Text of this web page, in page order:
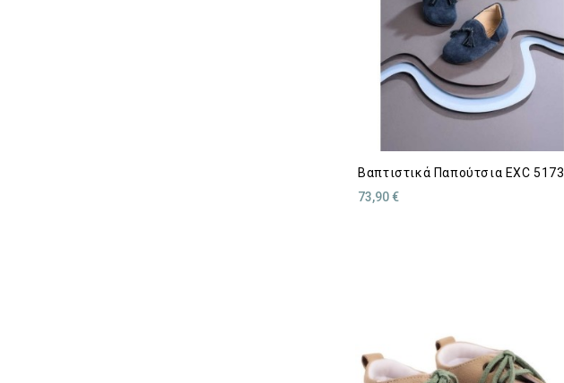
Βαπτιστικά Παπούτσια EXC 5173
73,90 €